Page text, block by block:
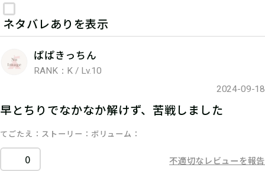
ネタバレありを表示
ぱぱきっちん
RANK：K / Lv.10
2024-09-18
早とちりでなかなか解けず、苦戦しました
てごたえ ストーリー ボリューム
0 不適切なレビューを報告